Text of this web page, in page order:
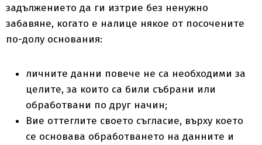
задължението да ги изтрие без ненужно
забавяне, когато е налице някое от посочените
по-долу основания:
личните данни повече не са необходими за
целите, за които са били събрани или
обработвани по друг начин;
Вие оттеглите своето съгласие, върху което
се основава обработването на данните и